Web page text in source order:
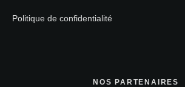
Politique de confidentialité
NOS PARTENAIRES